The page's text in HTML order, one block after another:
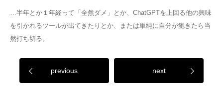
…半年とか１年経って「全然ダメ」とか、ChatGPTを上回る他の興味
を引かれるツールが出てきたりとか、または単純に自分が飽きたら当
然打ち切る。
previous next